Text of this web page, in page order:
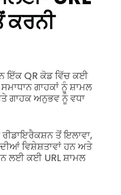
ਕਰਨੀ
ਇੱਕ QR ਕੋਡ ਵਿੱਚ ਕਈ
ਗਾਹਕਾਂ ਨੂੰ ਸ਼ਾਮਲ
ਗਾਹਕ ਅਨੁਭਵ ਨੂੰ ਵਧਾ
ਤੋਂ ਇਲਾਵਾ,
ਵਿਸ਼ੇਸ਼ਤਾਵਾਂ ਹਨ ਅਤੇ
ਲਈ ਕਈ URL ਸ਼ਾਮਲ